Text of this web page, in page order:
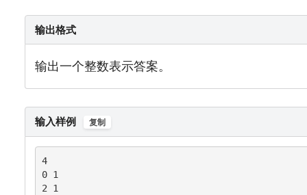
输出格式
输出一个整数表示答案。
输入样例 复制
4
0 1
2 1